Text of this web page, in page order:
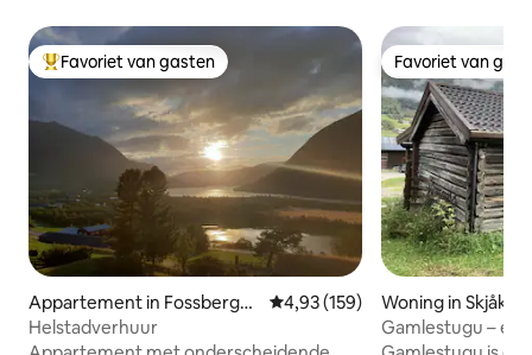
Topfavoriet van gasten
Favoriet van gasten
Appartement in Fossbergo
m
Gemiddelde beoordeling van
4,93 (159)
Helstadverhuur
Favoriet van
Favoriet van
Woning in Skjåk
Gamlestugu –
woning in Skjåk